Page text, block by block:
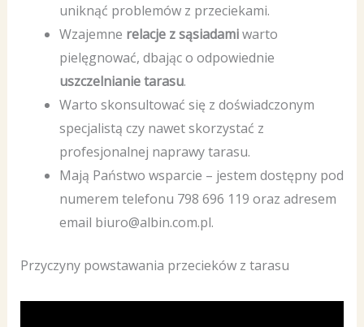
uniknąć problemów z przeciekami.
Wzajemne relacje z sąsiadamiwarto
pielęgnować, dbając o odpowiednie
uszczelnianie tarasu.
Warto skonsultować się z doświadczonym
specjalistą czy nawet skorzystać z
profesjonalnej naprawy tarasu.
Mają Państwo wsparcie – jestem dostępny pod
numerem telefonu 798 696 119 oraz adresem
email biuro@albin.com.pl.
Przyczyny powstawania przecieków z tarasu